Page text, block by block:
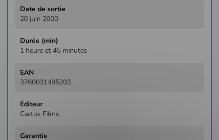
20 juin 2000
1 heure et 45 minutes
3760031485203
Cactus Films